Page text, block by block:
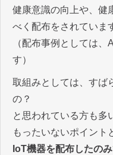
健康意識の向上や、健
べく配布をされていま
（配布事例としては
す）
取組みとしては、すば
の？
と思われている方も多
もったいないポイント
IoT機器を配布したの